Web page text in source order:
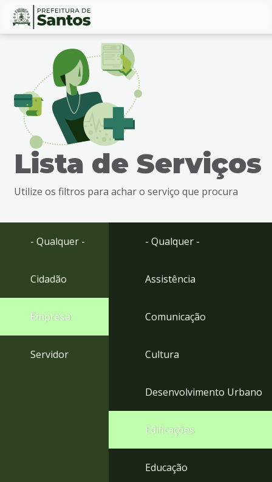
Ir
busca
Ir
Conteúdo
Lista de Serviços
Utilize os filtros para achar o serviço que procura
- Qualquer -
Cidadão
Empresa
Servidor
- Qualquer -
Assistência
Comunicação
Cultura
Desenvolvimento Urbano
Edificações
Educação